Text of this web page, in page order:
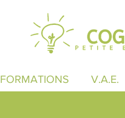
FORMATIONS V.A.E.